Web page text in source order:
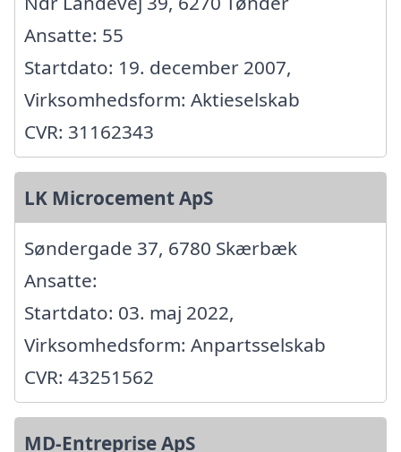
Ansatte: 55
Startdato: 19. december 2007,
Virksomhedsform: Aktieselskab
CVR: 31162343
LK Microcement ApS
Søndergade 37, 6780 Skærbæk
Ansatte:
Startdato: 03. maj 2022,
Virksomhedsform: Anpartsselskab
CVR: 43251562
MD-Entreprise ApS